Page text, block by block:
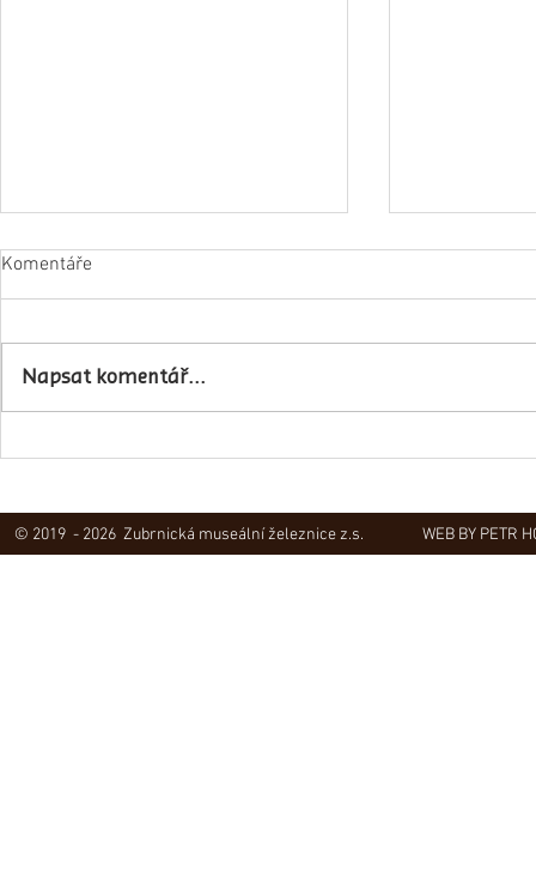
Komentáře
Napsat komentář...
© 2019 - 2026 Zubrnická museální železnice z.s. WEB BY